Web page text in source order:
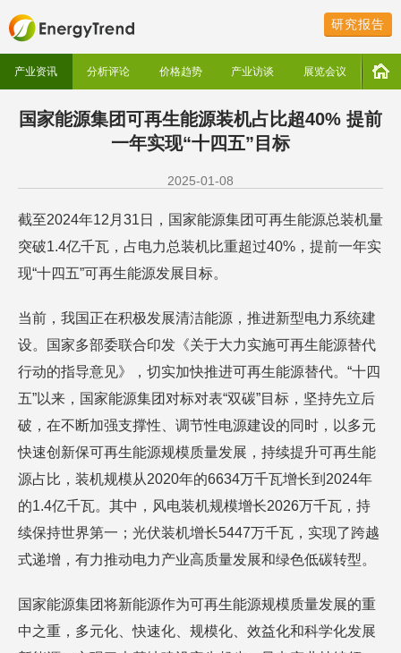
研究报告
产业资讯 分析评论 价格趋势 产业访谈 展览会议
国家能源集团可再生能源装机占比超40% 提前
一年实现“十四五”目标
2025-01-08
截至2024年12月31日，国家能源集团可再生能源总装机量
突破1.4亿千瓦，占电力总装机比重超过40%，提前一年实
现“十四五”可再生能源发展目标。
当前，我国正在积极发展清洁能源，推进新型电力系统建
设。国家多部委联合印发《关于大力实施可再生能源替代
行动的指导意见》，切实加快推进可再生能源替代。“十四
五”以来，国家能源集团对标对表“双碳”目标，坚持先立后
破，在不断加强支撑性、调节性电源建设的同时，以多元
快速创新保可再生能源规模质量发展，持续提升可再生能
源占比，装机规模从2020年的6634万千瓦增长到2024年
的1.4亿千瓦。其中，风电装机规模增长2026万千瓦，持
续保持世界第一；光伏装机增长5447万千瓦，实现了跨越
式递增，有力推动电力产业高质量发展和绿色低碳转型。
国家能源集团将新能源作为可再生能源规模质量发展的重
中之重，多元化、快速化、规模化、效益化和科学化发展